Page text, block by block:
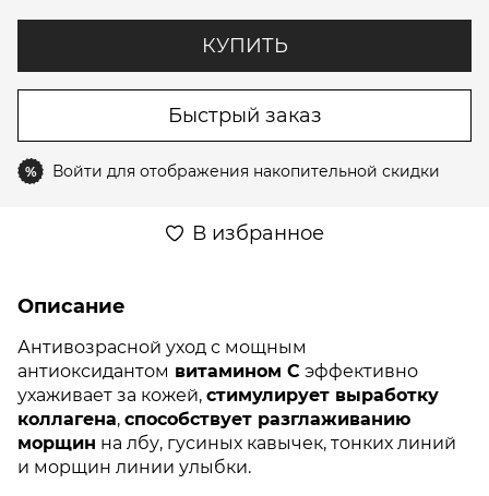
КУПИТЬ
Быстрый заказ
% Войти для отображения накопительной скидки
В избранное
Описание
Антивозрасной уход с мощным
антиоксидантом витамином С эффективно
ухаживает за кожей, стимулирует выработку
коллагена, способствует разглаживанию
морщин на лбу, гусиных кавычек, тонких линий
и морщин линии улыбки.